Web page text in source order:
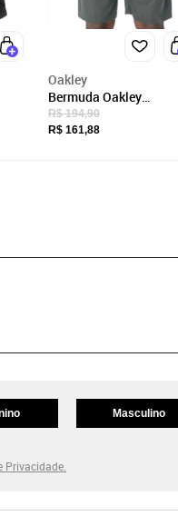
Oakley
Bermuda Oakley
Masculina Treino Mod
Sports Knit Shorts
R$ 194,90
R$ 161,88
Masculino
Privacidade.